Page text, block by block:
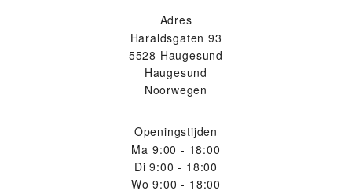
Adres
Haraldsgaten 93
5528 Haugesund
Haugesund
Noorwegen
Openingstijden
Ma 9:00 - 18:00
Di 9:00 - 18:00
Wo 9:00 - 18:00